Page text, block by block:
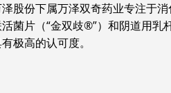
股份下属万泽双奇药业专注于
菌片（“金双歧®”）和阴道用乳
极高的认可度。